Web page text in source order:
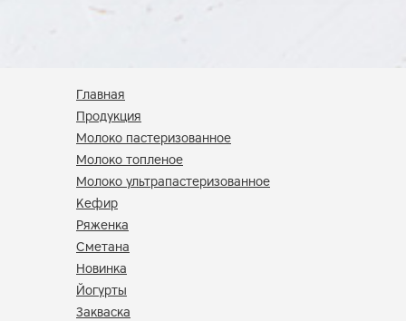
Главная
Продукция
Молоко пастеризованное
Молоко топленое
Молоко ультрапастеризованное
Кефир
Ряженка
Сметана
Новинка
Йогурты
Закваска